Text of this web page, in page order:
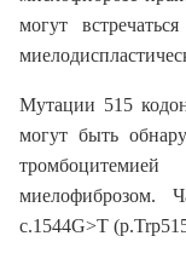
могут
Мутации 515
могут быть
миелофиброзом.
c.1544G>T